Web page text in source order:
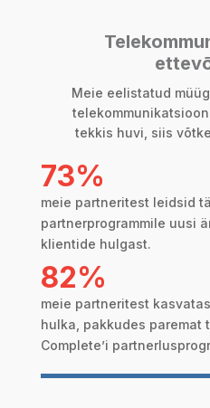
Meie eelistatud
tekkis huvi, siis
73%
meie partneritest leidsid
partnerprogrammile uusi
klientide hulgast.
82%
meie partneritest
hulka, pakkudes paremat
Complete’i